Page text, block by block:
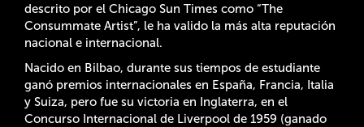
descrito por el Chicago Sun Times como “The
Consummate Artist”, le ha valido la más alta reputación
nacional e internacional.
Nacido en Bilbao, durante sus tiempos de estudiante
ganó premios internacionales en España, Francia, Italia
y Suiza, pero fue su victoria en Inglaterra, en el
Concurso Internacional de Liverpool de 1959 (ganado